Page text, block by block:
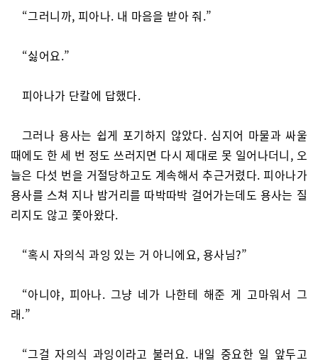
“그러니까, 피아나. 내 마음을 받아 줘.”
“싫어요.”
피아나가 단칼에 답했다.
그러나 용사는 쉽게 포기하지 않았다. 심지어 마물과 싸울
때에도 한 세 번 정도 쓰러지면 다시 제대로 못 일어나더니, 오
늘은 다섯 번을 거절당하고도 계속해서 추근거렸다. 피아나가
용사를 스쳐 지나 밤거리를 따박따박 걸어가는데도 용사는 질
리지도 않고 쫓아왔다.
“혹시 자의식 과잉 있는 거 아니에요, 용사님?”
“아니야, 피아나. 그냥 네가 나한테 해준 게 고마워서 그
래.”
“그걸 자의식 과잉이라고 불러요. 내일 중요한 일 앞두고